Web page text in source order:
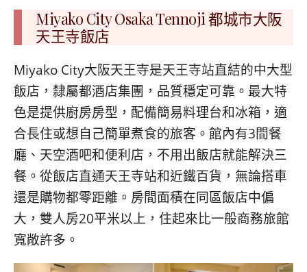
Miyako City Osaka Tennoji 都城市大阪
天王寺飯店
Miyako City大阪天王寺是天王寺站直結的中大型
飯店，隸屬都酒店集團，品質穩定可靠。最大特
色是提供廚房房型，配備簡易料理台和冰箱，適
合長住或想自己簡單煮食的旅客。館內有3間餐
廳、天空酒吧和便利店，不用出飯店就能解決三
餐。從飯店直通天王寺站和近鐵百貨，無論搭車
還是購物都零距離。房間面積在同區飯店中偏
大，雙人房20平米以上，住起來比一般商務旅館
寬敞許多。